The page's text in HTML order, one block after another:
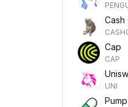
Cash
Cap
CAP
UNI